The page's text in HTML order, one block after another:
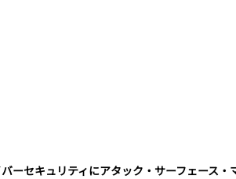
ーセキュリティにアタック・サーフェース・